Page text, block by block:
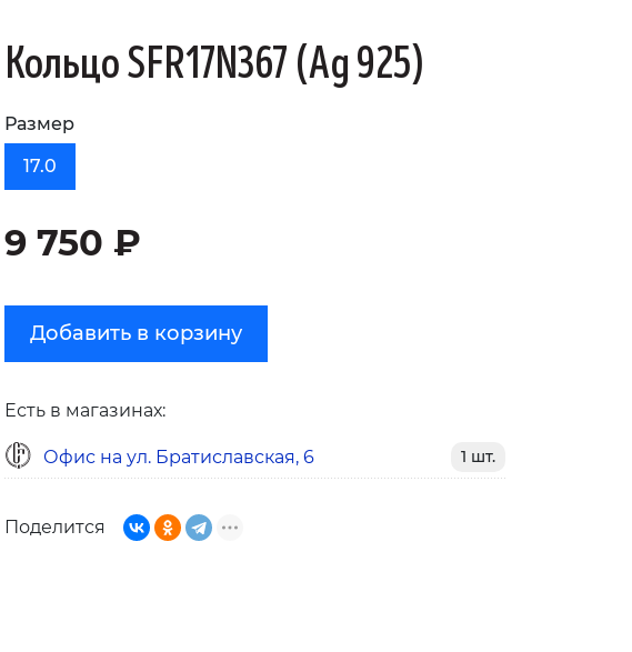
Кольцо SFR17N367 (Ag 925)
Размер
17.0
9 750 ₽
Добавить в корзину
Есть в магазинах:
Офис на ул. Братиславская, 6 1 шт.
Поделится